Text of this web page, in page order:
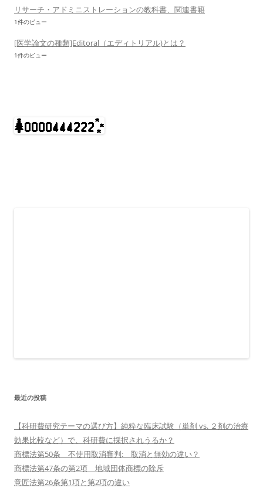
リサーチ・アドミニストレーションの教科書、関連書籍
1件のビュー
[医学論文の種類]Editoral（エディトリアル)とは？
1件のビュー
最近の投稿
【科研費研究テーマの選び方】純粋な臨床試験（単剤 vs. ２剤の治療
効果比較など）で、科研費に採択されうるか？
商標法第50条 不使用取消審判: 取消と無効の違い？
商標法第47条の第2項 地域団体商標の除斥
意匠法第26条第1項と第2項の違い